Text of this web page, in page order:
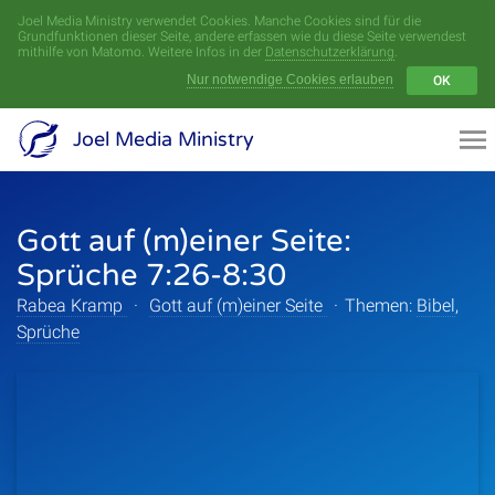
Joel Media Ministry verwendet Cookies. Manche Cookies sind für die
Grundfunktionen dieser Seite, andere erfassen wie du diese Seite verwendest
mithilfe von Matomo. Weitere Infos in der Datenschutzerklärung.
Nur notwendige Cookies erlauben
OK
Joel Media Ministry
Gott auf (m)einer Seite:
Sprüche 7:26-8:30
Rabea Kramp · Gott auf (m)einer Seite · Themen: Bibel,
Sprüche
Menü
Videoarchiv
Serien